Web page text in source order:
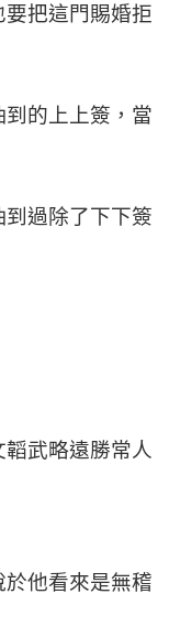
把這門賜婚拒
的上上簽，當
過除了下下簽
武略遠勝常人
他看來是無稽